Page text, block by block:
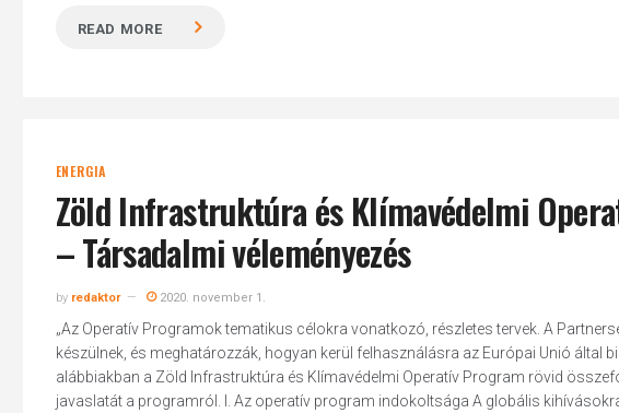
READ MORE
ENERGIA
Zöld Infrastruktúra és Klímavédelmi
– Társadalmi véleményezés
by redaktor 2020. november 1.
„Az Operatív Programok tematikus célokra vonatkozó, részletes tervek. A
készülnek, és meghatározzák, hogyan kerül felhasználásra az Európai Unió
alábbiakban a Zöld Infrastruktúra és Klímavédelmi Operatív Program rövid
javaslatát a programról. I. Az operatív program indokoltsága A globális